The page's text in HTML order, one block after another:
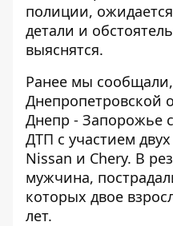
полиции,
детали и
выяснятся.
Ранее мы
Днепропетровской
Днепр - Запорожье
ДТП с участием
Nissan и Chery. В
мужчина,
которых двое
лет.